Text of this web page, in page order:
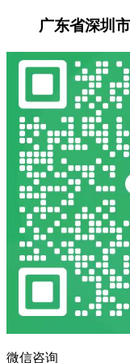
广东省深圳
微信咨询